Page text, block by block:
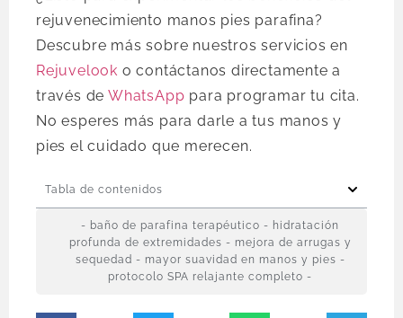
rejuvenecimiento manos pies parafina?
Descubre más sobre nuestros servicios en
Rejuvelook o contáctanos directamente a
través deWhatsApp para programar tu cita.
No esperes más para darle a tus manos y
pies el cuidado que merecen.
Tabla de contenidos
- baño de parafina terapéutico - hidratación
profunda de extremidades - mejora de arrugas y
sequedad - mayor suavidad en manos y pies -
protocolo SPA relajante completo -